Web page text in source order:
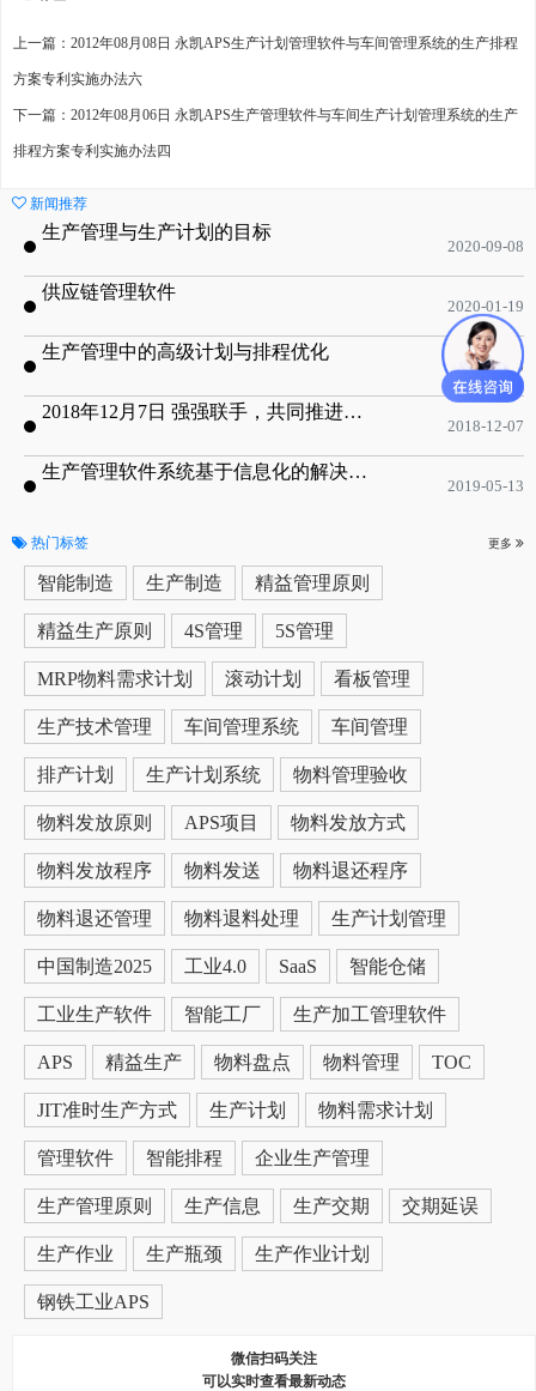
上一篇：2012年08月08日 永凯APS生产计划管理软件与车间管理系统的生产排程
方案专利实施办法六
下一篇：2012年08月06日 永凯APS生产管理软件与车间生产计划管理系统的生产
排程方案专利实施办法四
新闻推荐
生产管理与生产计划的目标
2020-09-08
供应链管理软件
2020-01-19
生产管理中的高级计划与排程优化
2019-05-16
2018年12月7日 强强联手，共同推进电子器件领域APS应用典范 风华高科生产自动化工业互联网应用项目-APS项目启动会
2018-12-07
生产管理软件系统基于信息化的解决方案
2019-05-13
热门标签 更多
智能制造 生产制造 精益管理原则
精益生产原则 4S管理 5S管理
MRP物料需求计划 滚动计划 看板管理
生产技术管理 车间管理系统 车间管理
排产计划 生产计划系统 物料管理验收
物料发放原则 APS项目 物料发放方式
物料发放程序 物料发送 物料退还程序
物料退还管理 物料退料处理 生产计划管理
中国制造2025 工业4.0 SaaS 智能仓储
工业生产软件 智能工厂 生产加工管理软件
APS 精益生产 物料盘点 物料管理 TOC
JIT准时生产方式 生产计划 物料需求计划
管理软件 智能排程 企业生产管理
生产管理原则 生产信息 生产交期 交期延误
生产作业 生产瓶颈 生产作业计划
钢铁工业APS
微信扫码关注
可以实时查看最新动态